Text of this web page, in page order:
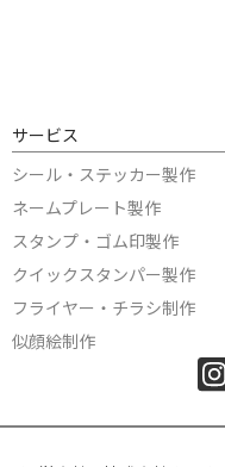
サービス
シール・ステッカー製作
ネームプレート製作
スタンプ・ゴム印製作
クイックスタンパー製作
フライヤー・チラシ制作
似顔絵制作